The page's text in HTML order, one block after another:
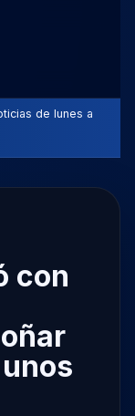
de lunes a
con